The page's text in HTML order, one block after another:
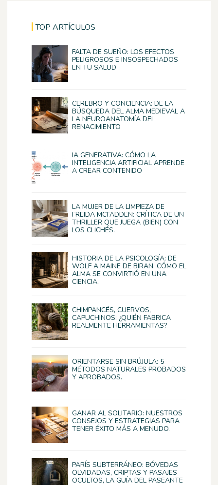
TOP ARTÍCULOS
FALTA DE SUEÑO: LOS EFECTOS
PELIGROSOS E INSOSPECHADOS
EN TU SALUD
CEREBRO Y CONCIENCIA: DE LA
BÚSQUEDA DEL ALMA MEDIEVAL A
LA NEUROANATOMÍA DEL
RENACIMIENTO
IA GENERATIVA: CÓMO LA
INTELIGENCIA ARTIFICIAL APRENDE
A CREAR CONTENIDO
LA MUJER DE LA LIMPIEZA DE
FREIDA MCFADDEN: CRÍTICA DE UN
THRILLER QUE JUEGA (BIEN) CON
LOS CLICHÉS.
HISTORIA DE LA PSICOLOGÍA: DE
WOLF A MAINE DE BIRAN, CÓMO EL
ALMA SE CONVIRTIÓ EN UNA
CIENCIA.
CHIMPANCÉS, CUERVOS,
CAPUCHINOS: ¿QUIÉN FABRICA
REALMENTE HERRAMIENTAS?
ORIENTARSE SIN BRÚJULA: 5
MÉTODOS NATURALES PROBADOS
Y APROBADOS.
GANAR AL SOLITARIO: NUESTROS
CONSEJOS Y ESTRATEGIAS PARA
TENER ÉXITO MÁS A MENUDO.
PARÍS SUBTERRÁNEO: BÓVEDAS
OLVIDADAS, CRIPTAS Y PASAJES
OCULTOS, LA GUÍA DEL PASEANTE